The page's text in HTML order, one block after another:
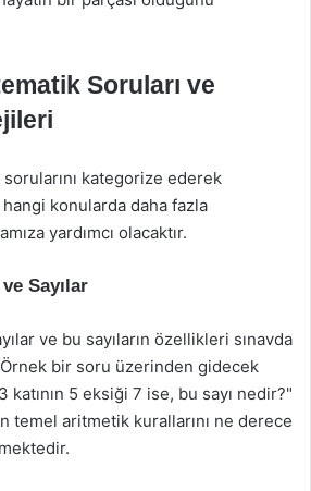
Soruları ve
kategorize ederek
konularda daha fazla
yardımcı olacaktır.
Sayılar
ve bu sayıların özellikleri sınavda
bir soru üzerinden gidecek
katının 5 eksiği 7 ise, bu sayı nedir?"
temel aritmetik kurallarını ne derece